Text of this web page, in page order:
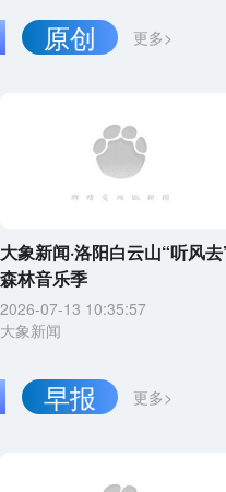
更多>
原创
大象新闻·洛阳白云山“听风去
森林音乐季
2026-07-13 10:35:57
大象新闻
更多>
早报